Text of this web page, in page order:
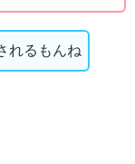
れるもんね